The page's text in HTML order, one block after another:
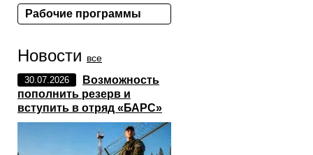
Рабочие программы
Новости все
30.07.2026
Возможность
пополнить резерв и
вступить в отряд «БАРС»